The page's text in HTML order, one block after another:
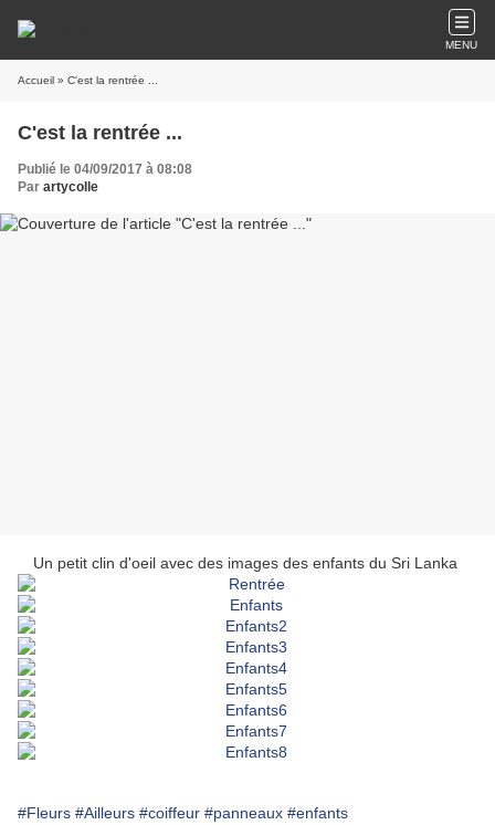
MENU
Accueil » C'est la rentrée ...
C'est la rentrée ...
Publié le 04/09/2017 à 08:08
Par artycolle
Un petit clin d'oeil avec des images des enfants du Sri Lanka
#Fleurs #Ailleurs #coiffeur #panneaux #enfants